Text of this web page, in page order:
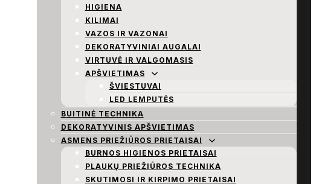
HIGIENA
KILIMAI
VAZOS IR VAZONAI
DEKORATYVINIAI AUGALAI
VIRTUVĖ IR VALGOMASIS
APŠVIETIMAS
ŠVIESTUVAI
LED LEMPUTĖS
BUITINĖ TECHNIKA
DEKORATYVINIS APŠVIETIMAS
ASMENS PRIEŽIŪROS PRIETAISAI
BURNOS HIGIENOS PRIETAISAI
PLAUKŲ PRIEŽIŪROS TECHNIKA
SKUTIMOSI IR KIRPIMO PRIETAISAI